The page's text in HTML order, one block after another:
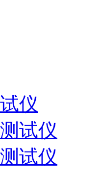
仪
试仪
试仪